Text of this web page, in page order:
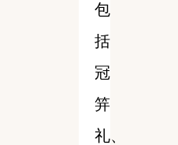
包
括
冠
笄
礼、